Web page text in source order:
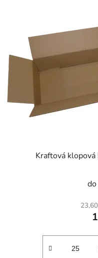
k
t
ů
p
r
o
d
u
Kraftová